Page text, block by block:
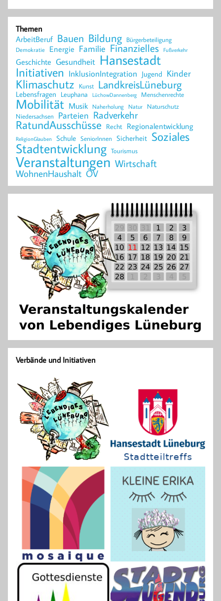
Themen
ArbeitBeruf Bauen Bildung Bürgerbeteiligung
Demokratie Energie Familie Finanzielles Fußverkehr
Geschichte Gesundheit Hansestadt
Initiativen InklusionIntegration Jugend Kinder
Klimaschutz Kunst LandkreisLüneburg
Lebensfragen Leuphana LüchowDannenberg Menschenrechte
Mobilität Musik Naherholung Natur Naturschutz
Niedersachsen Parteien Radverkehr
RatundAusschüsse Recht Regionalentwicklung
ReligionGlauben Schule SeniorInnen Sicherheit Soziales
Stadtentwicklung Tourismus
Veranstaltungen Wirtschaft
WohnenHaushalt ÖV
Verbände und Initiativen